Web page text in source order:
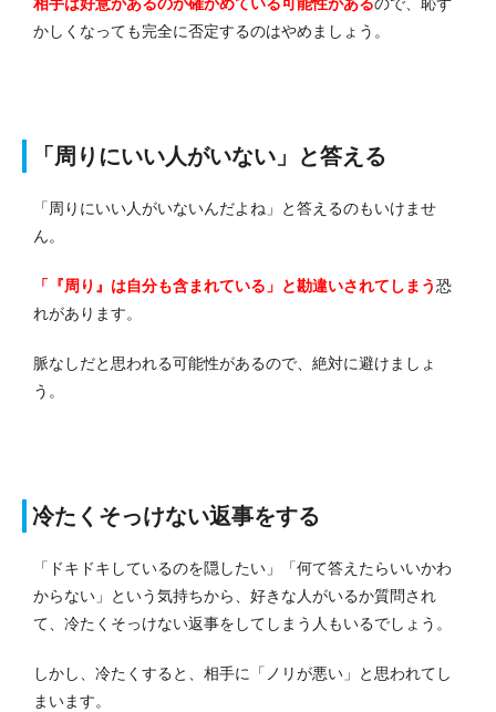
かしくなっても完全に否定するのはやめましょう。
「周りにいい人がいない」と答える
「周りにいい人がいないんだよね」と答えるのもいけませ
ん。
「『周り』は自分も含まれている」と勘違いされてしまう恐
れがあります。
脈なしだと思われる可能性があるので、絶対に避けましょ
う。
冷たくそっけない返事をする
「ドキドキしているのを隠したい」「何て答えたらいいかわ
からない」という気持ちから、好きな人がいるか質問され
て、冷たくそっけない返事をしてしまう人もいるでしょう。
しかし、冷たくすると、相手に「ノリが悪い」と思われてし
まいます。